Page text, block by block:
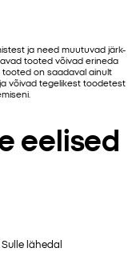
ja need muutuvad järk-
tooted võivad erineda
on saadaval ainult
võivad tegelikest toodetest
eelised
lähedal